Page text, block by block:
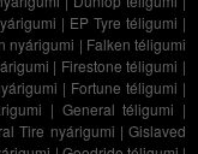
| EP Tyre téligumi |
nyárigumi | Falken téligumi
| Firestone téligumi |
| Fortune téligumi |
| General téligumi |
Tire nyárigumi |Gislaved